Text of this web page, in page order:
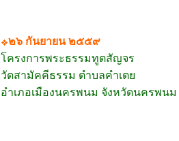
๒๖ กันยายน ๒๕๕๙
โครงการพระธรรมทูตสัญจร
วัดสามัคคีธรรม ตำบลคำเตย
อำเภอเมืองนครพนม จังหวัดนครพนม